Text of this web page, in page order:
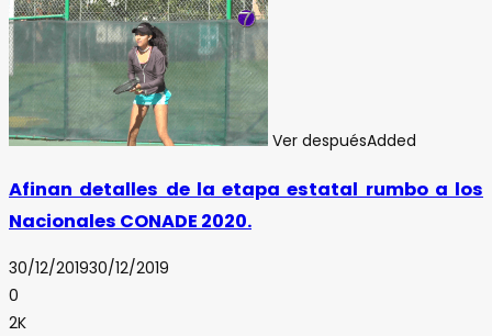
Ver despuésAdded
Afinan detalles de la etapa estatal rumbo a los
Nacionales CONADE 2020.
30/12/201930/12/2019
0
2K